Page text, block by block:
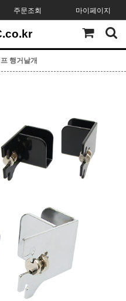
주문조회 마이페이지
행거날개